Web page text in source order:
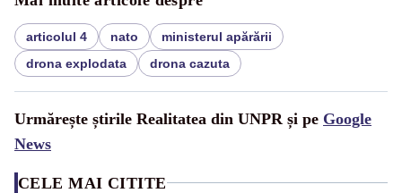
articolul 4 nato
ministerul apărării
drona explodata
drona cazuta
Urmărește știrile Realitatea din UNPR și pe Google
News
CELE MAI CITITE